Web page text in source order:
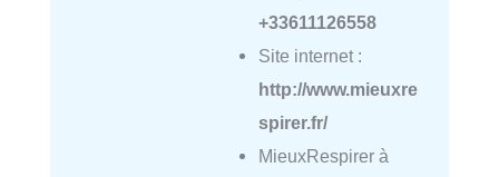
+33611126558
Site internet :
http://www.mieuxre
spirer.fr/
MieuxRespirer à